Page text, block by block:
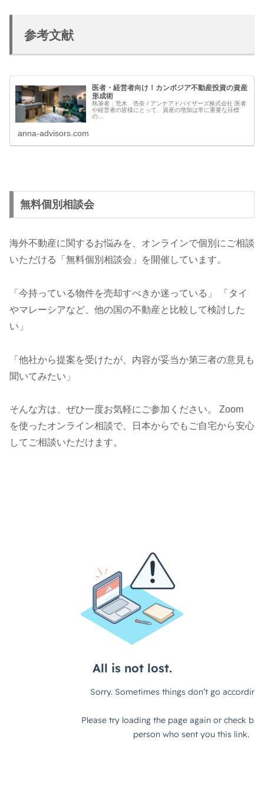
参考文献
医者・経営者向け！カンボジア不動産投資の資産
形成術
執筆者：荒木 杏奈 / アンナアドバイザーズ株式会社 医者
や経営者の皆様にとって、資産の増加は常に重要な目標
の…
anna-advisors.com
無料個別相談会
海外不動産に関するお悩みを、オンラインで個別にご相談
いただける「無料個別相談会」を開催しています。
「今持っている物件を売却すべきか迷っている」 「タイ
やマレーシアなど、他の国の不動産と比較して検討した
い」
「他社から提案を受けたが、内容が妥当か第三者の意見も
聞いてみたい」
そんな方は、ぜひ一度お気軽にご参加ください。 Zoom
を使ったオンライン相談で、日本からでもご自宅から安心
してご相談いただけます。